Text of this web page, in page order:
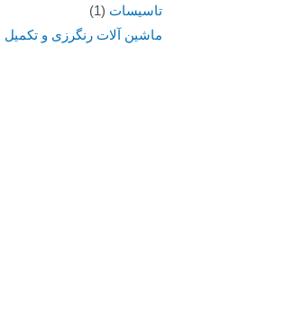
تاسیسات
1
ماشین آلات رنگرزی و تکمیل